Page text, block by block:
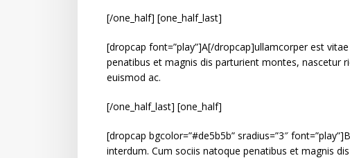
[/one_half] [one_half_last]
[dropcap font=”play”]A[/dropcap]ullamcorper est
penatibus et magnis dis parturient montes, nascetur
euismod ac.
[/one_half_last] [one_half]
[dropcap bgcolor=”#de5b5b” sradius=”3″
interdum. Cum sociis natoque penatibus et magnis